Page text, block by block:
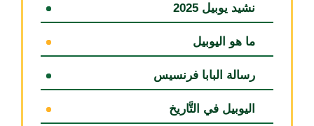
نشيد يوبيل 2025
ما هو اليوبيل
رسالة البابا فرنسيس
اليوبيل في التَّاريخ